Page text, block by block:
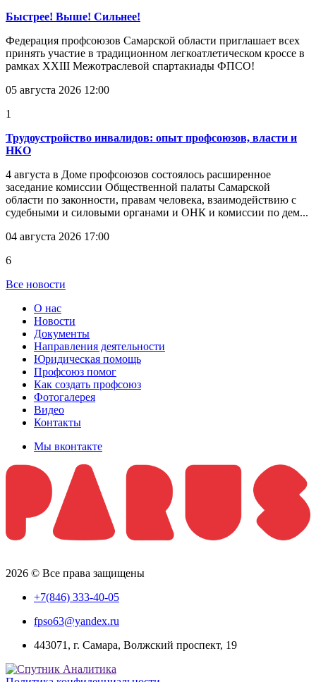
Быстрее! Выше! Сильнее!
Федерация профсоюзов Самарской области приглашает всех
принять участие в традиционном легкоатлетическом кроссе в
рамках XXIII Межотраслевой спартакиады ФПСО!
05 августа 2026 12:00
1
Трудоустройство инвалидов: опыт профсоюзов, власти и
НКО
4 августа в Доме профсоюзов состоялось расширенное
заседание комиссии Общественной палаты Самарской
области по законности, правам человека, взаимодействию с
судебными и силовыми органами и ОНК и комиссии по дем...
04 августа 2026 17:00
6
Все новости
О нас
Новости
Документы
Направления деятельности
Юридическая помощь
Профсоюз помог
Как создать профсоюз
Фотогалерея
Видео
Контакты
Мы вконтакте
2026 © Все права защищены
+7(846) 333-40-05
fpso63@yandex.ru
443071, г. Самара, Волжский проспект, 19